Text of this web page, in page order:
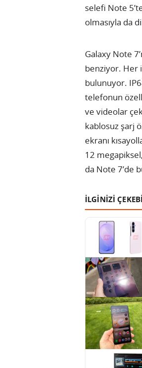
selefi Note
olmasıyla da
Galaxy Note
benziyor. Her
bulunuyor.
telefonun
ve videolar
kablosuz şarj
ekranı
12
da Note 7’de
İLGİNİZİ